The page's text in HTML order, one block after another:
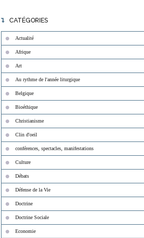
CATÉGORIES
Actualité
Afrique
Art
Au rythme de l'année liturgique
Belgique
Bioéthique
Christianisme
Clin d'oeil
conférences, spectacles, manifestations
Culture
Débats
Défense de la Vie
Doctrine
Doctrine Sociale
Economie